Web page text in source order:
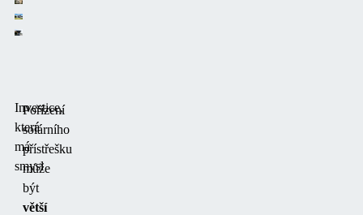
Investice,
která
má
smysl
Pořízení
solárního
přístřešku
může
být
větší